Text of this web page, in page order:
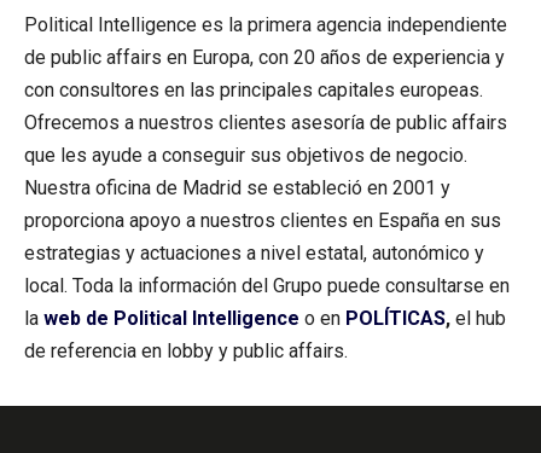
Political Intelligence es la primera agencia independiente
de public affairs en Europa, con 20 años de experiencia y
con consultores en las principales capitales europeas.
Ofrecemos a nuestros clientes asesoría de public affairs
que les ayude a conseguir sus objetivos de negocio.
Nuestra oficina de Madrid se estableció en 2001 y
proporciona apoyo a nuestros clientes en España en sus
estrategias y actuaciones a nivel estatal, autonómico y
local. Toda la información del Grupo puede consultarse en
la web de Political Intelligence o en POLÍTICAS, el hub
de referencia en lobby y public affairs.